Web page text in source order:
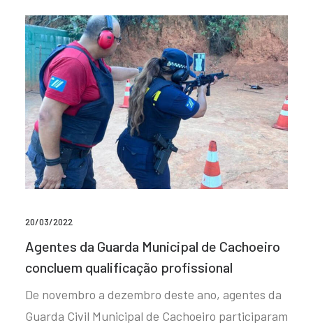
20/03/2022
Agentes da Guarda Municipal de Cachoeiro
concluem qualificação profissional
De novembro a dezembro deste ano, agentes da
Guarda Civil Municipal de Cachoeiro participaram